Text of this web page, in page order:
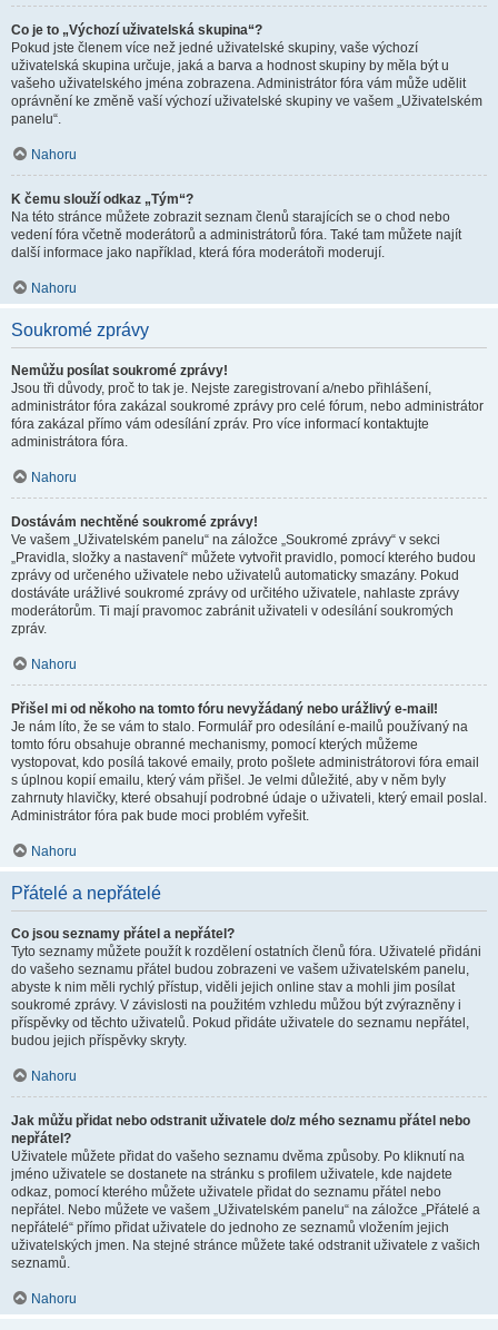
Co je to „Výchozí uživatelská skupina“?
Pokud jste členem více než jedné uživatelské skupiny, vaše výchozí
uživatelská skupina určuje, jaká a barva a hodnost skupiny by měla být u
vašeho uživatelského jména zobrazena. Administrátor fóra vám může udělit
oprávnění ke změně vaší výchozí uživatelské skupiny ve vašem „Uživatelském
panelu“.
Nahoru
K čemu slouží odkaz „Tým“?
Na této stránce můžete zobrazit seznam členů starajících se o chod nebo
vedení fóra včetně moderátorů a administrátorů fóra. Také tam můžete najít
další informace jako například, která fóra moderátoři moderují.
Nahoru
Soukromé zprávy
Nemůžu posílat soukromé zprávy!
Jsou tři důvody, proč to tak je. Nejste zaregistrovaní a/nebo přihlášení,
administrátor fóra zakázal soukromé zprávy pro celé fórum, nebo administrátor
fóra zakázal přímo vám odesílání zpráv. Pro více informací kontaktujte
administrátora fóra.
Nahoru
Dostávám nechtěné soukromé zprávy!
Ve vašem „Uživatelském panelu“ na záložce „Soukromé zprávy“ v sekci
„Pravidla, složky a nastavení“ můžete vytvořit pravidlo, pomocí kterého budou
zprávy od určeného uživatele nebo uživatelů automaticky smazány. Pokud
dostáváte urážlivé soukromé zprávy od určitého uživatele, nahlaste zprávy
moderátorům. Ti mají pravomoc zabránit uživateli v odesílání soukromých
zpráv.
Nahoru
Přišel mi od někoho na tomto fóru nevyžádaný nebo urážlivý e-mail!
Je nám líto, že se vám to stalo. Formulář pro odesílání e-mailů používaný na
tomto fóru obsahuje obranné mechanismy, pomocí kterých můžeme
vystopovat, kdo posílá takové emaily, proto pošlete administrátorovi fóra email
s úplnou kopií emailu, který vám přišel. Je velmi důležité, aby v něm byly
zahrnuty hlavičky, které obsahují podrobné údaje o uživateli, který email poslal.
Administrátor fóra pak bude moci problém vyřešit.
Nahoru
Přátelé a nepřátelé
Co jsou seznamy přátel a nepřátel?
Tyto seznamy můžete použít k rozdělení ostatních členů fóra. Uživatelé přidáni
do vašeho seznamu přátel budou zobrazeni ve vašem uživatelském panelu,
abyste k nim měli rychlý přístup, viděli jejich online stav a mohli jim posílat
soukromé zprávy. V závislosti na použitém vzhledu můžou být zvýrazněny i
příspěvky od těchto uživatelů. Pokud přidáte uživatele do seznamu nepřátel,
budou jejich příspěvky skryty.
Nahoru
Jak můžu přidat nebo odstranit uživatele do/z mého seznamu přátel nebo
nepřátel?
Uživatele můžete přidat do vašeho seznamu dvěma způsoby. Po kliknutí na
jméno uživatele se dostanete na stránku s profilem uživatele, kde najdete
odkaz, pomocí kterého můžete uživatele přidat do seznamu přátel nebo
nepřátel. Nebo můžete ve vašem „Uživatelském panelu“ na záložce „Přátelé a
nepřátelé“ přímo přidat uživatele do jednoho ze seznamů vložením jejich
uživatelských jmen. Na stejné stránce můžete také odstranit uživatele z vašich
seznamů.
Nahoru